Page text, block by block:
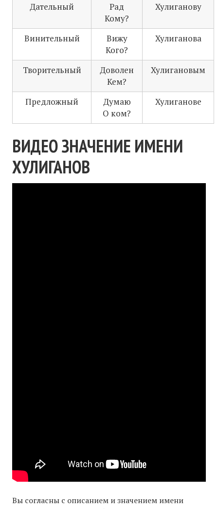
Дательный
Рад
Кому?
Хулиганову
Винительный
Вижу
Кого?
Хулиганова
Творительный
Доволен
Кем?
Хулигановым
Предложный
Думаю
О ком?
Хулиганове
ВИДЕО ЗНАЧЕНИЕ ИМЕНИ
ХУЛИГАНОВ
Вы согласны с описанием и значением имени